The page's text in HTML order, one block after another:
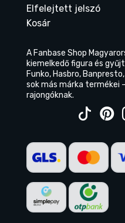
Elfelejtett jelszó
Kosár
A Fanbase Shop
kiemelkedő figura és
Funko, Hasbro,
sok más márka termékei
rajongóknak.